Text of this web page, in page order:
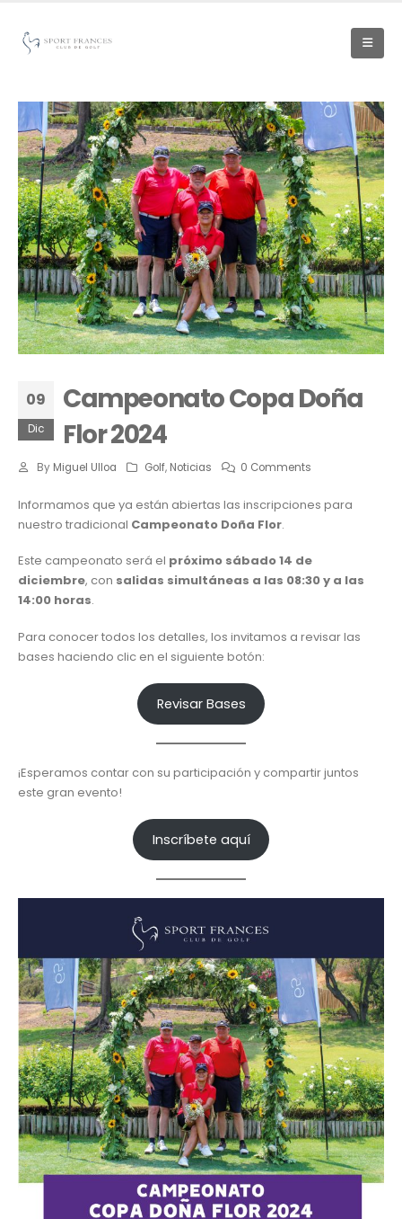
09
Dic
Campeonato Copa Doña
Flor 2024
By Miguel Ulloa Golf, Noticias 0 Comments
Informamos que ya están abiertas las inscripciones para
nuestro tradicional Campeonato Doña Flor.
Este campeonato será el próximo sábado 14 de
diciembre, con salidas simultáneas a las 08:30 y a las
14:00 horas.
Para conocer todos los detalles, los invitamos a revisar las
bases haciendo clic en el siguiente botón:
Revisar Bases
¡Esperamos contar con su participación y compartir juntos
este gran evento!
Inscríbete aquí